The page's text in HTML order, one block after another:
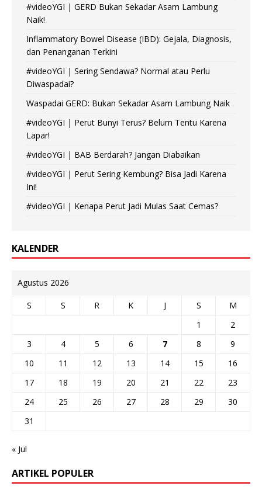
#videoYGI | GERD Bukan Sekadar Asam Lambung
Naik!
Inflammatory Bowel Disease (IBD): Gejala, Diagnosis,
dan Penanganan Terkini
#videoYGI | Sering Sendawa? Normal atau Perlu
Diwaspadai?
Waspadai GERD: Bukan Sekadar Asam Lambung Naik
#videoYGI | Perut Bunyi Terus? Belum Tentu Karena
Lapar!
#videoYGI | BAB Berdarah? Jangan Diabaikan
#videoYGI | Perut Sering Kembung? Bisa Jadi Karena
Ini!
#videoYGI | Kenapa Perut Jadi Mulas Saat Cemas?
KALENDER
Agustus 2026
S S R K J S
M
1
2
3
4 5 6 7 8
9
10
11 12 13 14 15
16
17
18 19 20 21 22
23
24
25 26 27 28 29
30
31
« Jul
ARTIKEL POPULER